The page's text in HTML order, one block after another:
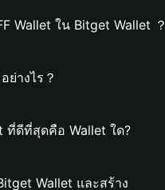
Wallet ใน Bitget Wallet ？
ย่างไร？
ที่ดีที่สุดคือ Wallet ใด?
Wallet และสร้าง